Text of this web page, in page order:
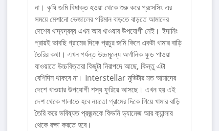
না। কৃষি জমি বিষাক্ত হওয়া থেকে শুরু করে প্রসেসিং এর
সময়ে মেশানো ভেজালের পরিমান বাড়তে বাড়তে আমাদের
দেশের খাদ্যদ্রব্য এখন আর খাওয়ার উপযোগী নেই। ইদানিং
প্রায়ই ভাবছি গ্রামের দিকে প্রচুর জমি কিনে একটা খামার বাড়ি
তৈরির কথা। এখন পর্যন্ত উচ্চমূল্যে অর্গানিক ফুড পাওয়া
যাওয়াতে উচ্চবিত্তরা কিছুটা নিরাপদে আছে, কিন্তু এটা
বেশিদিন থাকবে না। Interstellar মুভিটার মত আমাদের
দেশে খাওয়ার উপযোগী শস্য ফুরিয়ে আসছে। এখন হয় এই
দেশ থেকে পালাতে হবে নয়তো গ্রামের দিকে গিয়ে খামার বাড়ি
তৈরি করে ভবিষ্যত প্রজন্মকে কিডনি ড্যামেজ আর ক্যান্সার
থেকে রক্ষা করতে হবে।